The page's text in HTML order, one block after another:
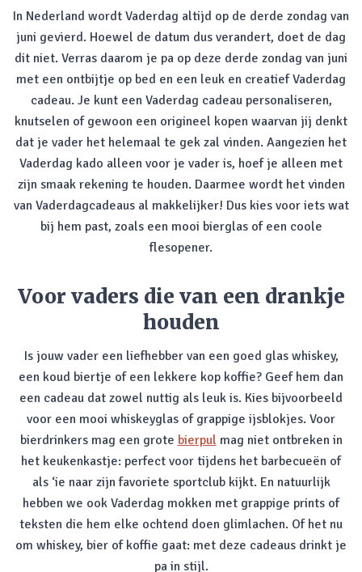
In Nederland wordt Vaderdag altijd op de derde zondag van
juni gevierd. Hoewel de datum dus verandert, doet de dag
dit niet. Verras daarom je pa op deze derde zondag van juni
met een ontbijtje op bed en een leuk en creatief Vaderdag
cadeau. Je kunt een Vaderdag cadeau personaliseren,
knutselen of gewoon een origineel kopen waarvan jij denkt
dat je vader het helemaal te gek zal vinden. Aangezien het
Vaderdag kado alleen voor je vader is, hoef je alleen met
zijn smaak rekening te houden. Daarmee wordt het vinden
van Vaderdagcadeaus al makkelijker! Dus kies voor iets wat
bij hem past, zoals een mooi bierglas of een coole
flesopener.
Voor vaders die van een drankje
houden
Is jouw vader een liefhebber van een goed glas whiskey,
een koud biertje of een lekkere kop koffie? Geef hem dan
een cadeau dat zowel nuttig als leuk is. Kies bijvoorbeeld
voor een mooi whiskeyglas of grappige ijsblokjes. Voor
bierdrinkers mag een grote bierpul mag niet ontbreken in
het keukenkastje: perfect voor tijdens het barbecueën of
als ‘ie naar zijn favoriete sportclub kijkt. En natuurlijk
hebben we ook Vaderdag mokken met grappige prints of
teksten die hem elke ochtend doen glimlachen. Of het nu
om whiskey, bier of koffie gaat: met deze cadeaus drinkt je
pa in stijl.